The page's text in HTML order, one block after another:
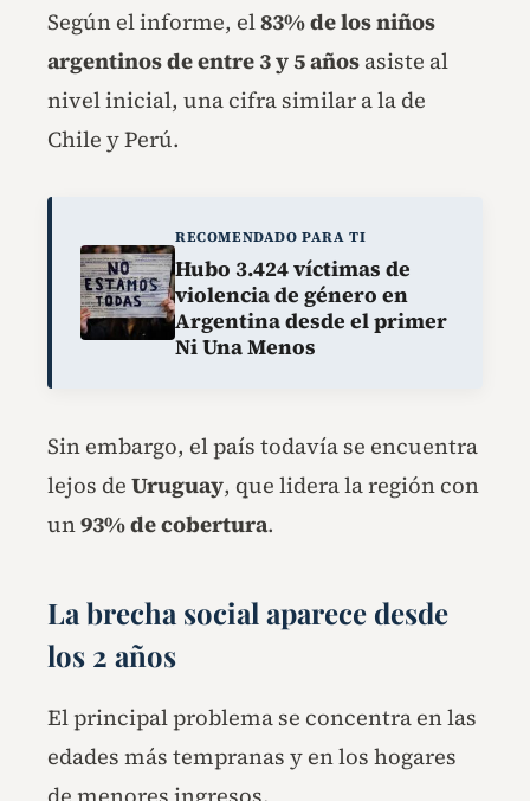
Según el informe, el83% de los niños
argentinos de entre 3 y 5 años asiste al
nivel inicial, una cifra similar a la de
Chile y Perú.
RECOMENDADO PARA TI
Hubo 3.424 víctimas de
violencia de género en
Argentina desde el primer
Ni Una Menos
Sin embargo, el país todavía se encuentra
lejos de Uruguay, que lidera la región con
un93% de cobertura.
La brecha social aparece desde
los 2 años
El principal problema se concentra en las
edades más tempranas y en los hogares